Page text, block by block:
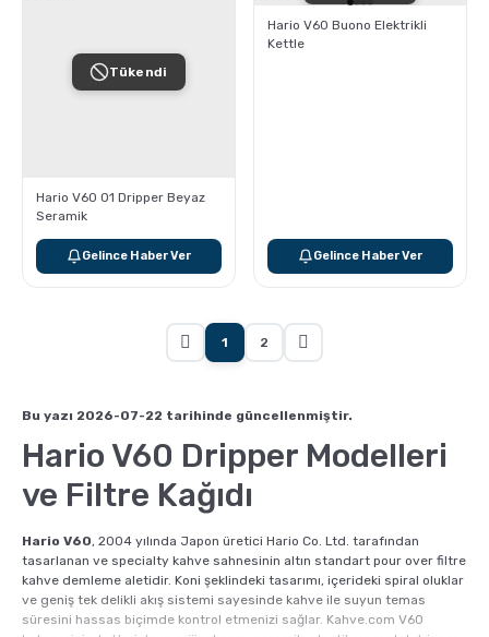
Tükendi
Hario V60 01 Dripper Beyaz
Seramik
Gelince Haber Ver
Hario V60 Buono Elektrikli
Kettle
Gelince Haber Ver
1 2
Bu yazı 2026-07-22 tarihinde güncellenmiştir.
Hario V60 Dripper Modelleri
ve Filtre Kağıdı
Hario V60, 2004 yılında Japon üretici Hario Co. Ltd. tarafından
tasarlanan ve specialty kahve sahnesinin altın standart pour over filtre
kahve demleme aletidir. Koni şeklindeki tasarımı, içerideki spiral oluklar
ve geniş tek delikli akış sistemi sayesinde kahve ile suyun temas
süresini hassas biçimde kontrol etmenizi sağlar. Kahve.com V60